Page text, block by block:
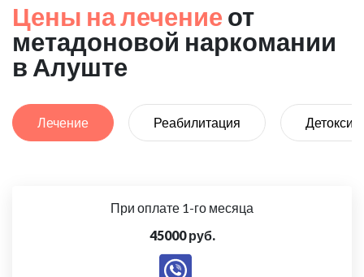
Цены на лечение от
метадоновой наркомании
в Алуште
Лечение Реабилитация
При оплате 1-го месяца
45000 руб.